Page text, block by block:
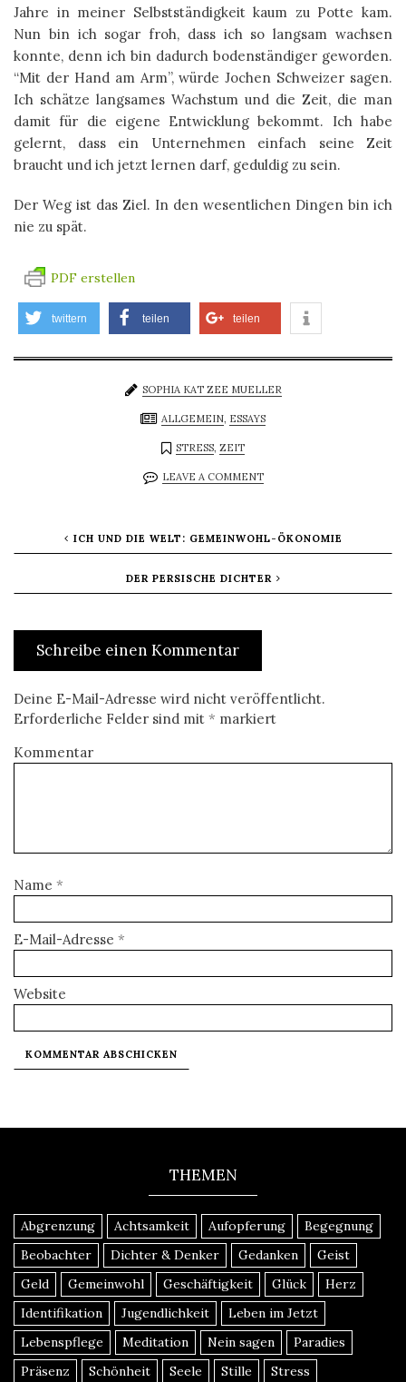
Jahre in meiner Selbstständigkeit kaum zu Potte kam.
Nun bin ich sogar froh, dass ich so langsam wachsen
konnte, denn ich bin dadurch bodenständiger geworden.
“Mit der Hand am Arm”, würde Jochen Schweizer sagen.
Ich schätze langsames Wachstum und die Zeit, die man
damit für die eigene Entwicklung bekommt. Ich habe
gelernt, dass ein Unternehmen einfach seine Zeit
braucht und ich jetzt lernen darf, geduldig zu sein.
Der Weg ist das Ziel. In den wesentlichen Dingen bin ich
nie zu spät.
PDF erstellen
twittern teilen teilen
SOPHIA KAT ZEE MUELLER
ALLGEMEIN, ESSAYS
STRESS, ZEIT
LEAVE A COMMENT
ICH UND DIE WELT: GEMEINWOHL-ÖKONOMIE
DER PERSISCHE DICHTER
Schreibe einen Kommentar
Deine E-Mail-Adresse wird nicht veröffentlicht.
Erforderliche Felder sind mit * markiert
Kommentar
Name *
E-Mail-Adresse *
Website
THEMEN
Abgrenzung Achtsamkeit Aufopferung
Begegnung
Beobachter
Dichter & Denker Gedanken
Geist
Geld
Gemeinwohl Geschäftigkeit Glück
Herz
Identifikation
Jugendlichkeit
Leben im Jetzt
Lebenspflege
Meditation Nein sagen
Paradies
Präsenz
Schönheit Seele Stille Stress